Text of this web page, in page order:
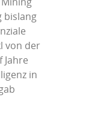
bislang
von der
in